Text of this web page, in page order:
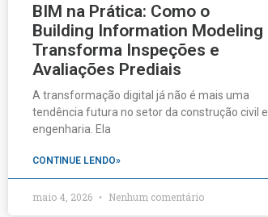
BIM na Prática: Como o
Building Information Modeling
Transforma Inspeções e
Avaliações Prediais
A transformação digital já não é mais uma
tendência futura no setor da construção civil e
engenharia. Ela
CONTINUE LENDO»
maio 4, 2026 Nenhum comentário